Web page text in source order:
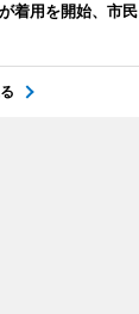
着用を開始、市民